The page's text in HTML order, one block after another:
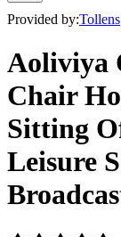
Provided by:Tollens
Aoliviya
Chair
Sitting
Leisure